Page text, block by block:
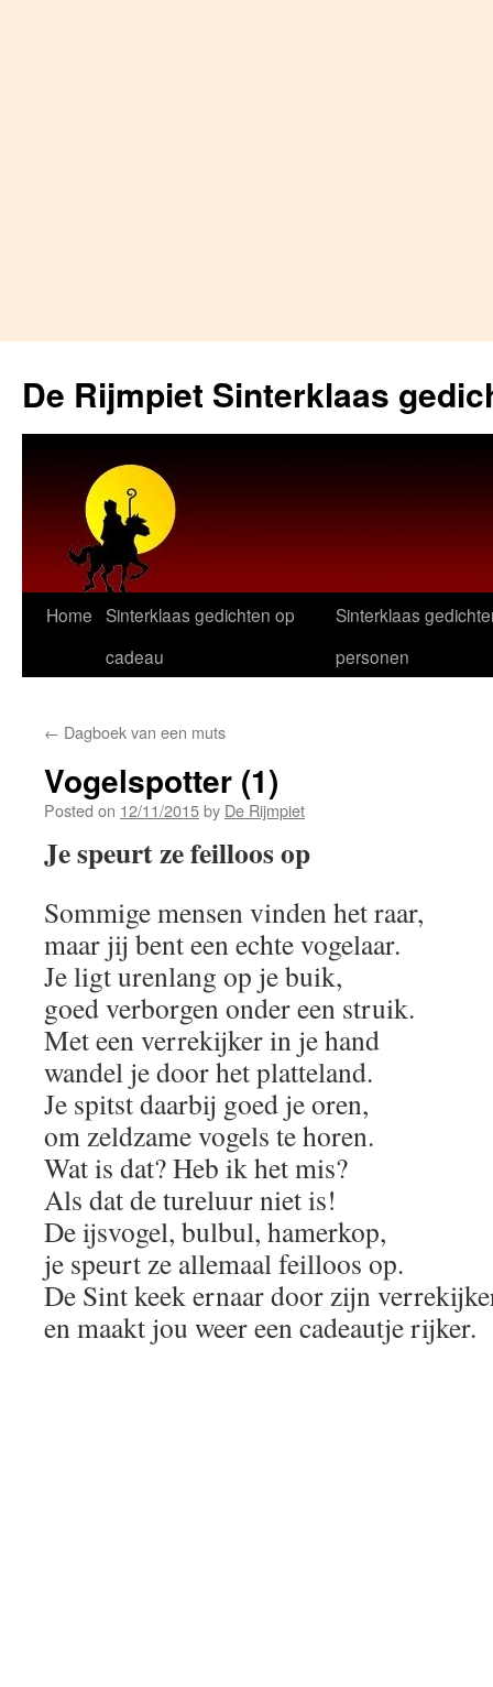
content
De Rijmpiet Sinterklaas
Home Sinterklaas gedichten op
cadeau
Sinterklaas
personen
← Dagboek van een muts
Vogelspotter (1)
Posted on 12/11/2015by De Rijmpiet
Je speurt ze feilloos op
Sommige mensen vinden het raar,
maar jij bent een echte vogelaar.
Je ligt urenlang op je buik,
goed verborgen onder een struik.
Met een verrekijker in je hand
wandel je door het platteland.
Je spitst daarbij goed je oren,
om zeldzame vogels te horen.
Wat is dat? Heb ik het mis?
Als dat de tureluur niet is!
De ijsvogel, bulbul, hamerkop,
je speurt ze allemaal feilloos op.
De Sint keek ernaar door zijn
en maakt jou weer een cadeautje rijker.